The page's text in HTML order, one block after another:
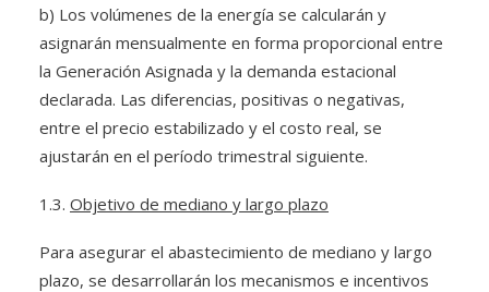
b) Los volúmenes de la energía se calcularán y
asignarán mensualmente en forma proporcional entre
la Generación Asignada y la demanda estacional
declarada. Las diferencias, positivas o negativas,
entre el precio estabilizado y el costo real, se
ajustarán en el período trimestral siguiente.
1.3. Objetivo de mediano y largo plazo
Para asegurar el abastecimiento de mediano y largo
plazo, se desarrollarán los mecanismos e incentivos